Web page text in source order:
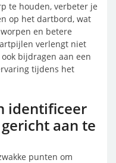
te houden, verbeter je
op het dartbord, wat
en betere
verlengt niet
bijdragen aan een
tijdens het
identificeer
aan te
punten om